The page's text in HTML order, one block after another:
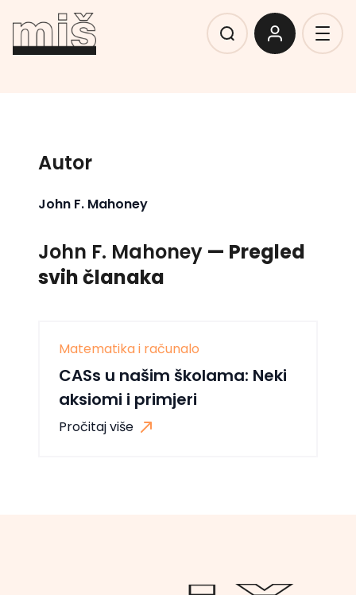
Autor
John F. Mahoney
John F. Mahoney — Pregled
svih članaka
Matematika i računalo
CASs u našim školama: Neki
aksiomi i primjeri
Pročitaj više